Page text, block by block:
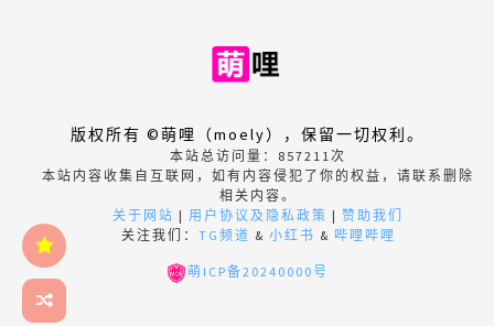
版权所有 ©萌哩（moely），保留一切权利。
本站总访问量： 857211次
本站内容收集自互联网，如有内容侵犯了你的权益，请联系删除
相关内容。
关于网站 | 用户协议及隐私政策 | 赞助我们
关注我们： TG频道 & 小红书 & 哔哩哔哩
萌ICP备20240000号